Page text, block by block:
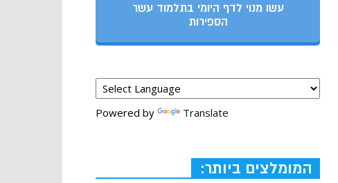
עשו מנוי לדף היומי בתלמוד עשר
הספירות
Powered by Translate
המומלצים ביותר: